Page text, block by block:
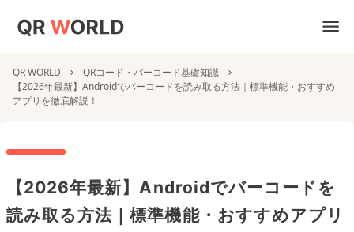
QR WORLD
QRコード・バーコード基礎知識
【2026年最新】Androidでバーコードを読み取る方法｜標準機能・おすすめ
アプリを徹底解説！
【2026年最新】Androidでバーコードを
読み取る方法｜標準機能・おすすめアプリ